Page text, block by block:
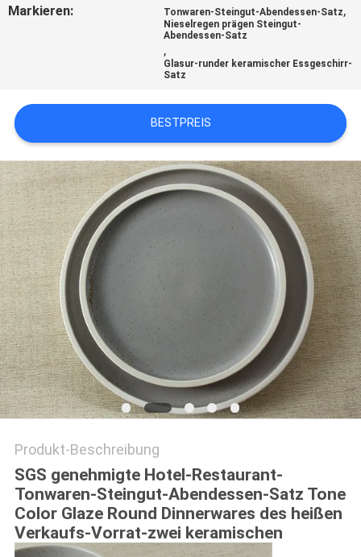
Markieren:
Tonwaren-Steingut-Abendessen-Satz,
Nieselregen prägen Steingut-
Abendessen-Satz
,
Glasur-runder keramischer Essgeschirr-
Satz
BESTPREIS
Produkt-Beschreibung
SGS genehmigte Hotel-Restaurant-
Tonwaren-Steingut-Abendessen-Satz Tone
Color Glaze Round Dinnerwares des heißen
Verkaufs-Vorrat-zwei keramischen